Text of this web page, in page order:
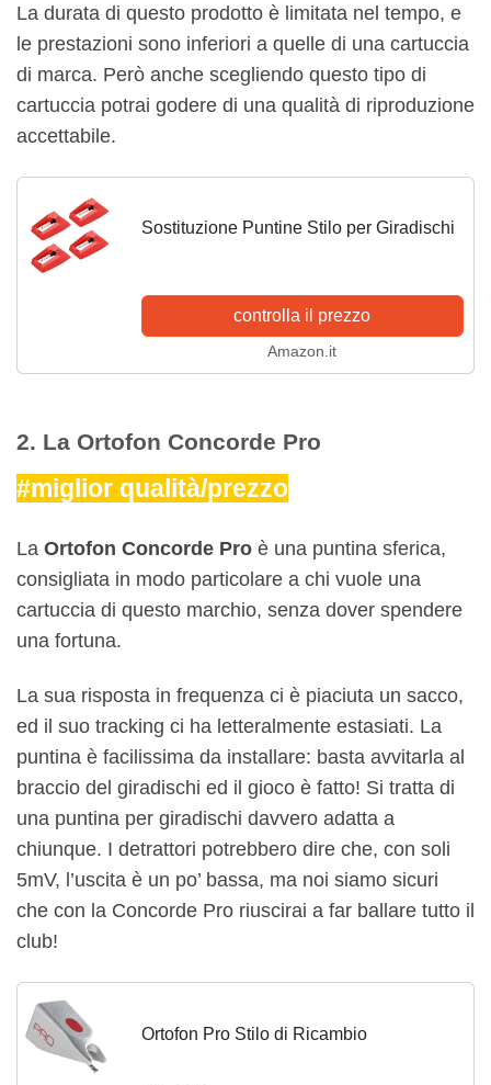
La durata di questo prodotto è limitata nel tempo, e
le prestazioni sono inferiori a quelle di una cartuccia
di marca. Però anche scegliendo questo tipo di
cartuccia potrai godere di una qualità di riproduzione
accettabile.
Sostituzione Puntine Stilo per Giradischi
controlla il prezzo
Amazon.it
2. La Ortofon Concorde Pro
#miglior qualità/prezzo
La Ortofon Concorde Pro è una puntina sferica,
consigliata in modo particolare a chi vuole una
cartuccia di questo marchio, senza dover spendere
una fortuna.
La sua risposta in frequenza ci è piaciuta un sacco,
ed il suo tracking ci ha letteralmente estasiati. La
puntina è facilissima da installare: basta avvitarla al
braccio del giradischi ed il gioco è fatto! Si tratta di
una puntina per giradischi davvero adatta a
chiunque. I detrattori potrebbero dire che, con soli
5mV, l’uscita è un po’ bassa, ma noi siamo sicuri
che con la Concorde Pro riuscirai a far ballare tutto il
club!
Ortofon Pro Stilo di Ricambio